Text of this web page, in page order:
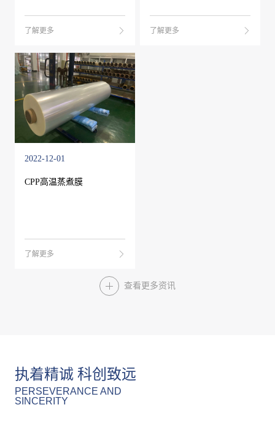
了解更多 了解更多
2022-12-01
CPP高温蒸煮膜
了解更多
查看更多资讯
执着精诚 科创致远
PERSEVERANCE AND
SINCERITY